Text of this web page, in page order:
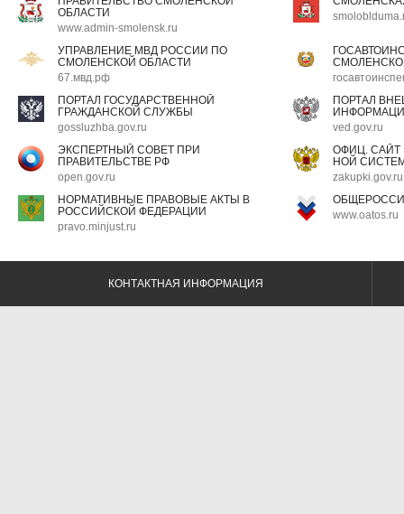
ОБЛАСТИ
www.admin-smolensk.ru
УПРАВЛЕНИЕ МВД РОССИИ ПО
СМОЛЕНСКОЙ ОБЛАСТИ
67.мвд.рф
ПОРТАЛ ГОСУДАРСТВЕННОЙ
ГРАЖДАНСКОЙ СЛУЖБЫ
gossluzhba.gov.ru
ПОРТАЛ
ved.gov.ru
ЭКСПЕРТНЫЙ СОВЕТ ПРИ
ПРАВИТЕЛЬСТВЕ РФ
open.gov.ru
ОФИЦ.
НОЙ
zakupki.gov.ru
НОРМАТИВНЫЕ ПРАВОВЫЕ АКТЫ В
РОССИЙСКОЙ ФЕДЕРАЦИИ
pravo.minjust.ru
www.oatos.ru
КОНТАКТНАЯ ИНФОРМАЦИЯ